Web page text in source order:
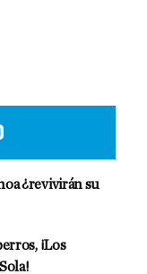
¿revivirán su
¡Los